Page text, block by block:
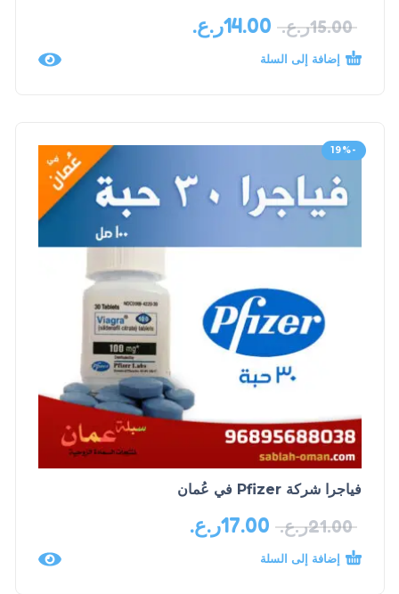
15.00ر.ع. 14.00ر.ع.
إضافة إلى السلة
-19%
فياجرا شركة Pfizer في عُمان
21.00ر.ع. 17.00ر.ع.
إضافة إلى السلة